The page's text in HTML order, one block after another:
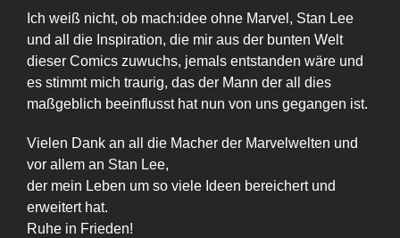
Ich weiß nicht, ob mach:idee ohne Marvel, Stan Lee
und all die Inspiration, die mir aus der bunten Welt
dieser Comics zuwuchs, jemals entstanden wäre und
es stimmt mich traurig, das der Mann der all dies
maßgeblich beeinflusst hat nun von uns gegangen ist.
Vielen Dank an all die Macher der Marvelwelten und
vor allem an Stan Lee,
der mein Leben um so viele Ideen bereichert und
erweitert hat.
Ruhe in Frieden!